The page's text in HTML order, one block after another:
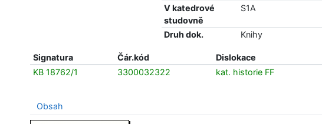
V katedrové
studovně
S1A
Druh dok. Knihy
Signatura Čár.kód Dislokace
KB 18762/1
3300032322 kat. historie FF
Obsah